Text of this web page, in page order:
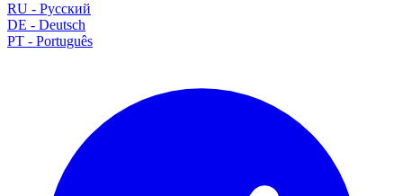
RU - Русский
DE - Deutsch
PT - Português